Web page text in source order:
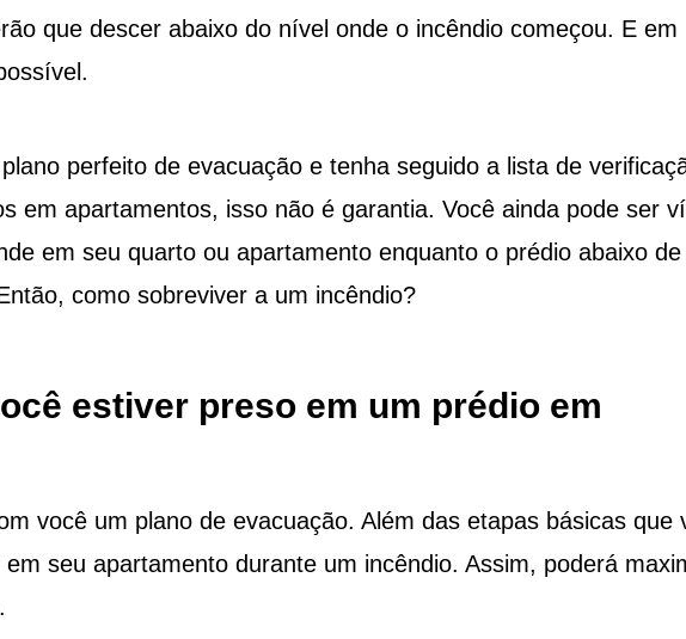
que descer abaixo do nível onde o incêndio começou. E em
perfeito de evacuação e tenha seguido a lista de
em apartamentos, isso não é garantia. Você ainda pode ser
em seu quarto ou apartamento enquanto o prédio abaixo de
como sobreviver a um incêndio?
estiver preso em um prédio em
você um plano de evacuação. Além das etapas básicas que
seu apartamento durante um incêndio. Assim, poderá